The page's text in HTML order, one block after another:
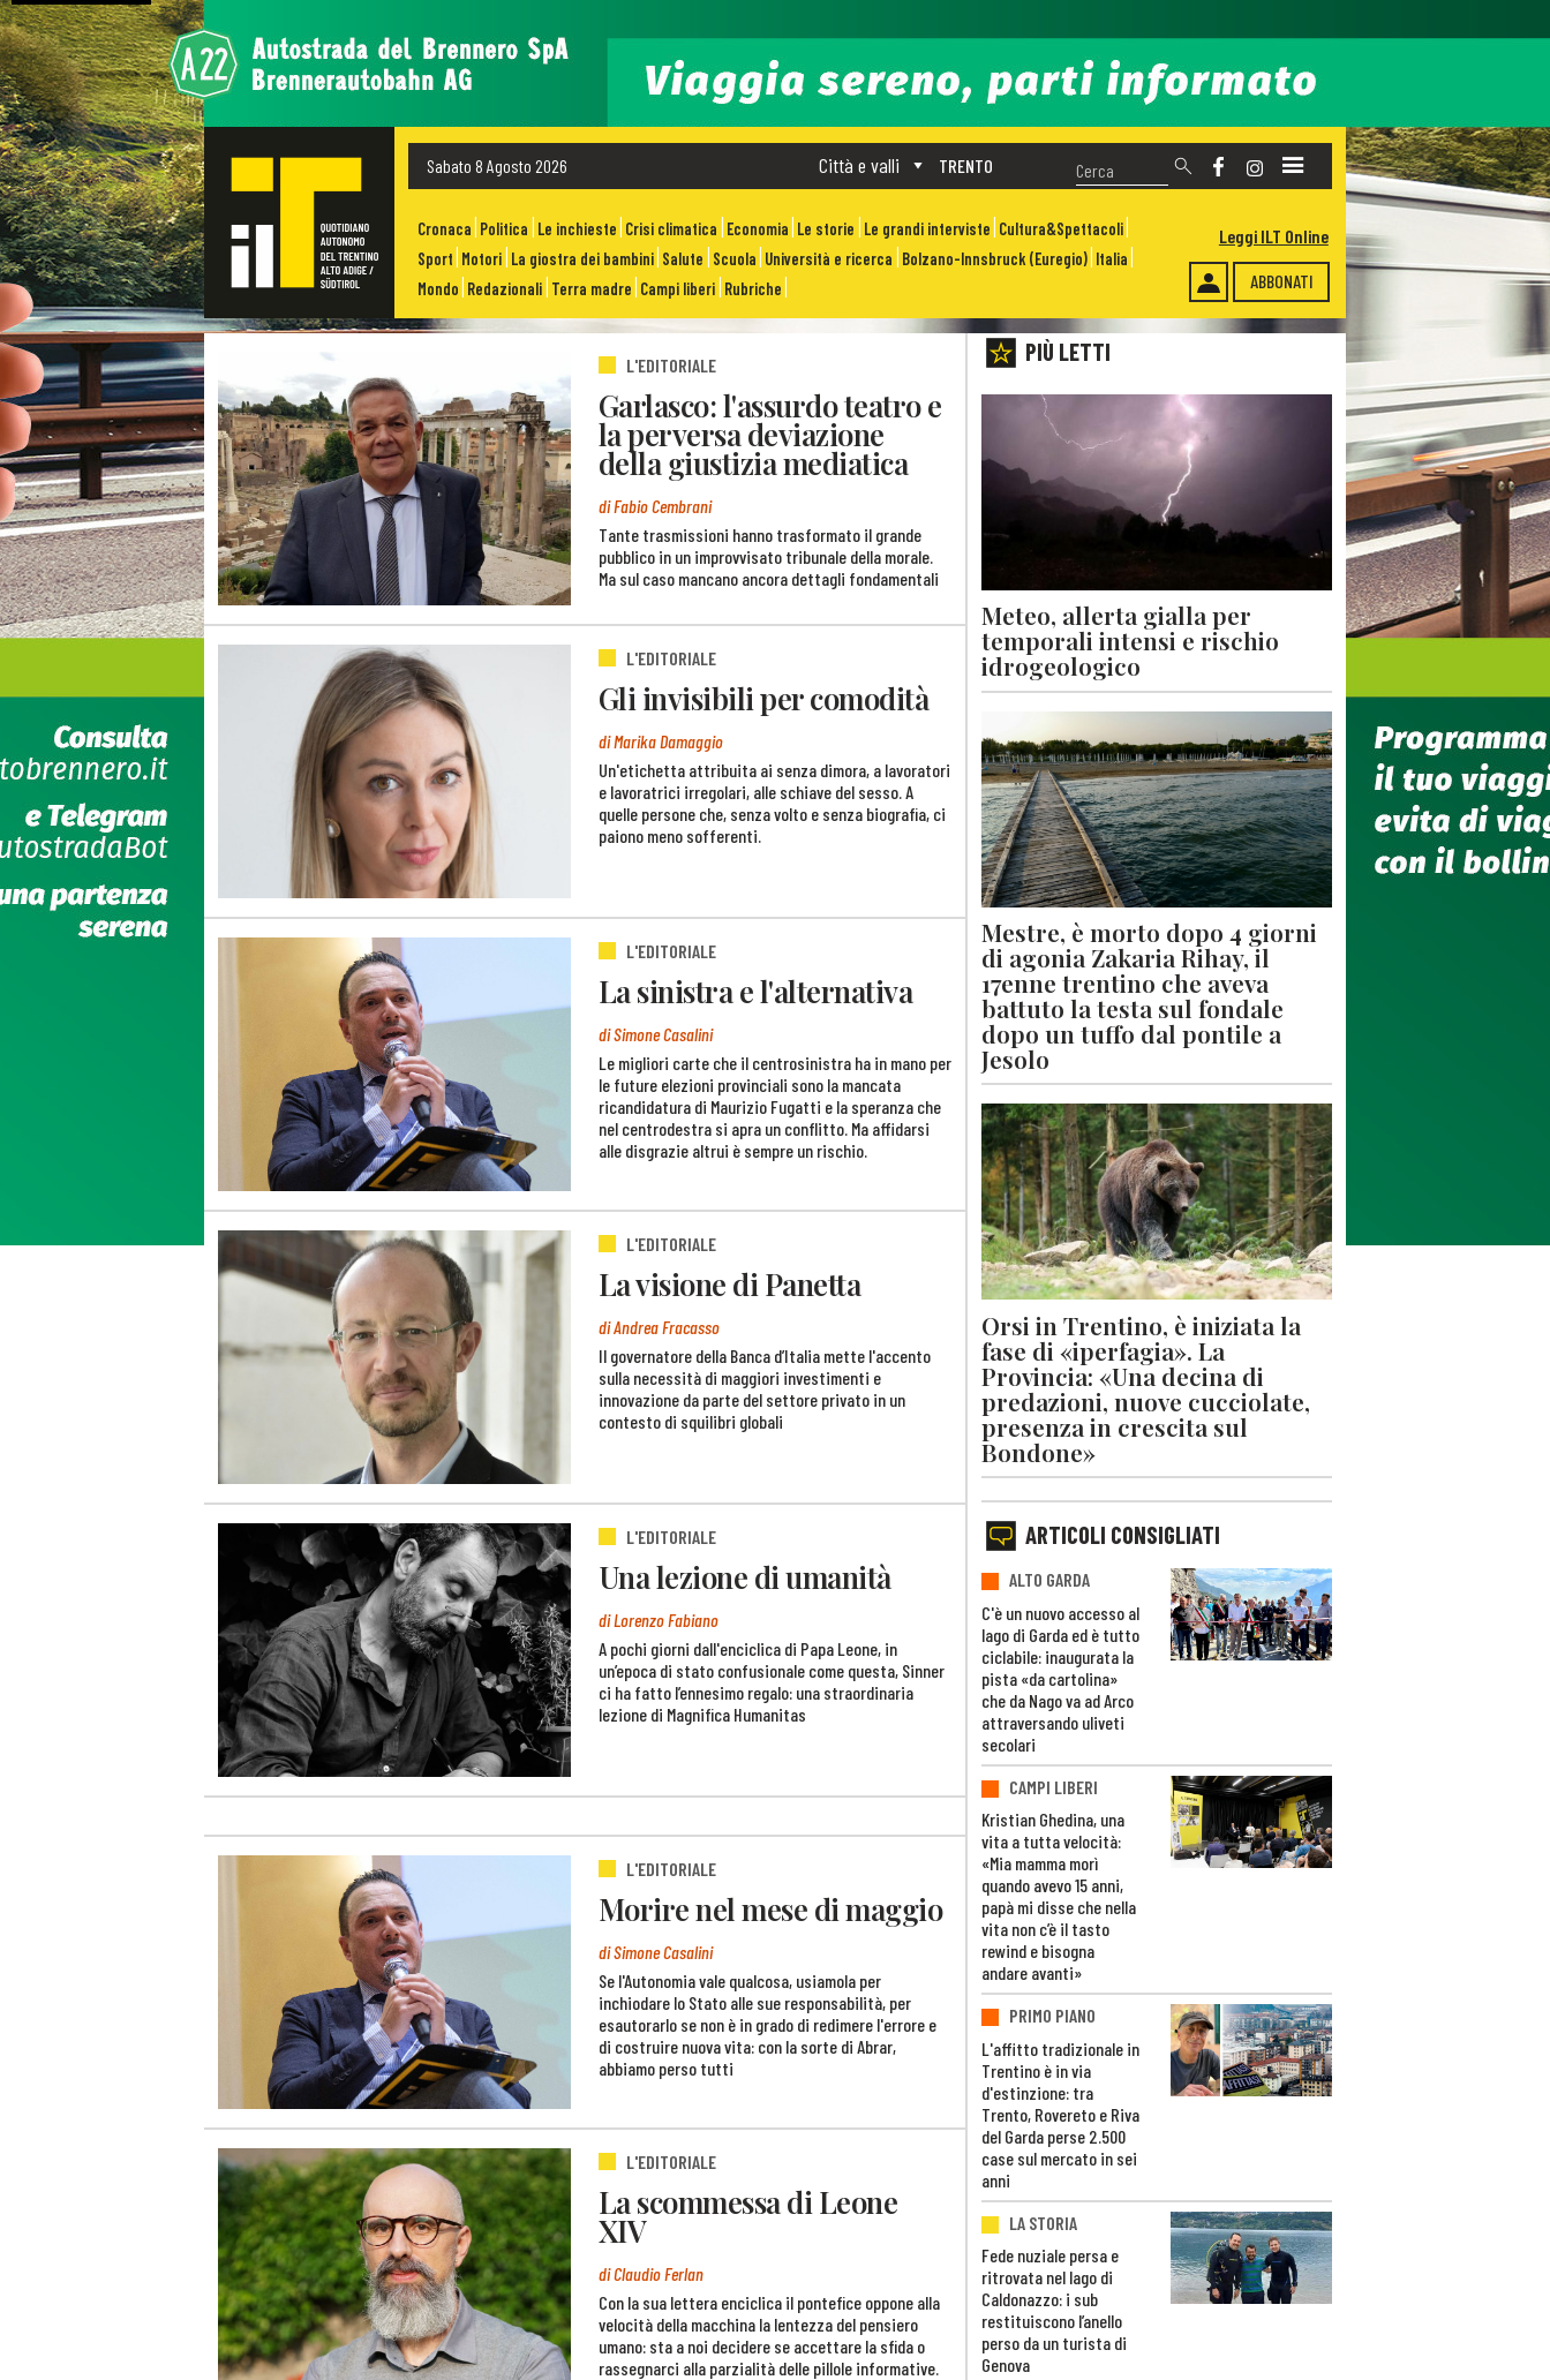
Sabato 8 Agosto 2026 TRENTO
Città e valli
Cronaca Politica Le inchieste Crisi climatica Economia Le storie Le grandi interviste Cultura&Spettacoli
Sport Motori La giostra dei bambini Salute Scuola Università e ricerca Bolzano-Innsbruck (Euregio) Italia
Mondo Redazionali Terra madre Campi liberi Rubriche ABBONATI
Leggi ILT Online
L'EDITORIALE
Garlasco: l'assurdo teatro e
la perversa deviazione
della giustizia mediatica
di Fabio Cembrani
Tante trasmissioni hanno trasformato il grande
pubblico in un improvvisato tribunale della morale.
Ma sul caso mancano ancora dettagli fondamentali
L'EDITORIALE
Gli invisibili per comodità
di Marika Damaggio
Un'etichetta attribuita ai senza dimora, a lavoratori
e lavoratrici irregolari, alle schiave del sesso. A
quelle persone che, senza volto e senza biografia, ci
paiono meno sofferenti.
L'EDITORIALE
La sinistra e l'alternativa
di Simone Casalini
Le migliori carte che il centrosinistra ha in mano per
le future elezioni provinciali sono la mancata
ricandidatura di Maurizio Fugatti e la speranza che
nel centrodestra si apra un conflitto. Ma affidarsi
alle disgrazie altrui è sempre un rischio.
L'EDITORIALE
La visione di Panetta
di Andrea Fracasso
Il governatore della Banca d’Italia mette l'accento
sulla necessità di maggiori investimenti e
innovazione da parte del settore privato in un
contesto di squilibri globali
L'EDITORIALE
Una lezione di umanità
di Lorenzo Fabiano
A pochi giorni dall'enciclica di Papa Leone, in
un’epoca di stato confusionale come questa, Sinner
ci ha fatto l’ennesimo regalo: una straordinaria
lezione di Magnifica Humanitas
L'EDITORIALE
Morire nel mese di maggio
di Simone Casalini
Se l'Autonomia vale qualcosa, usiamola per
inchiodare lo Stato alle sue responsabilità, per
esautorarlo se non è in grado di redimere l'errore e
di costruire nuova vita: con la sorte di Abrar,
abbiamo perso tutti
L'EDITORIALE
La scommessa di Leone
XIV
di Claudio Ferlan
Con la sua lettera enciclica il pontefice oppone alla
velocità della macchina la lentezza del pensiero
umano: sta a noi decidere se accettare la sfida o
rassegnarci alla parzialità delle pillole informative.
PIÙ LETTI
Meteo, allerta gialla per
temporali intensi e rischio
idrogeologico
Mestre, è morto dopo 4 giorni
di agonia Zakaria Rihay, il
17enne trentino che aveva
battuto la testa sul fondale
dopo un tuffo dal pontile a
Jesolo
Orsi in Trentino, è iniziata la
fase di «iperfagia». La
Provincia: «Una decina di
predazioni, nuove cucciolate,
presenza in crescita sul
Bondone»
ARTICOLI CONSIGLIATI
ALTO GARDA
C'è un nuovo accesso al
lago di Garda ed è tutto
ciclabile: inaugurata la
pista «da cartolina»
che da Nago va ad Arco
attraversando uliveti
secolari
CAMPI LIBERI
Kristian Ghedina, una
vita a tutta velocità:
«Mia mamma morì
quando avevo 15 anni,
papà mi disse che nella
vita non c’è il tasto
rewind e bisogna
andare avanti»
PRIMO PIANO
L'affitto tradizionale in
Trentino è in via
d'estinzione: tra
Trento, Rovereto e Riva
del Garda perse 2.500
case sul mercato in sei
anni
LA STORIA
Fede nuziale persa e
ritrovata nel lago di
Caldonazzo: i sub
restituiscono l’anello
perso da un turista di
Genova